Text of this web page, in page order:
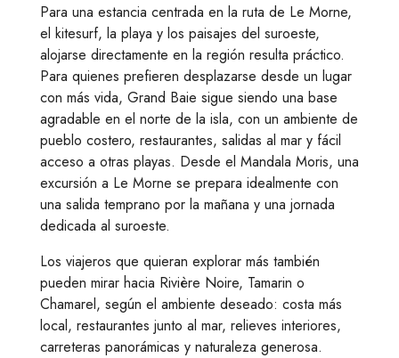
Para una estancia centrada en la ruta de Le Morne,
el kitesurf, la playa y los paisajes del suroeste,
alojarse directamente en la región resulta práctico.
Para quienes prefieren desplazarse desde un lugar
con más vida, Grand Baie sigue siendo una base
agradable en el norte de la isla, con un ambiente de
pueblo costero, restaurantes, salidas al mar y fácil
acceso a otras playas. Desde el Mandala Moris, una
excursión a Le Morne se prepara idealmente con
una salida temprano por la mañana y una jornada
dedicada al suroeste.
Los viajeros que quieran explorar más también
pueden mirar hacia Rivière Noire, Tamarin o
Chamarel, según el ambiente deseado: costa más
local, restaurantes junto al mar, relieves interiores,
carreteras panorámicas y naturaleza generosa.